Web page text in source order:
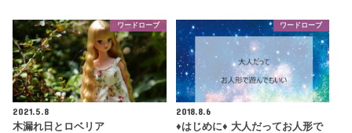
ワードローブ
2021.5.8
木漏れ日とロベリア
ワードローブ
2018.8.6
♦はじめに♦ 大人だってお人形で